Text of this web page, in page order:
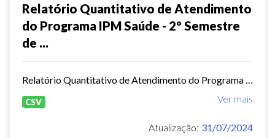
Relatório Quantitativo de Atendimento
do Programa IPM Saúde - 2º Semestre
de ...
Ver mais
CSV
Atualização: 31/07/2024